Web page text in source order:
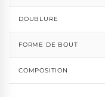
DOUBLURE
FORME DE BOUT
COMPOSITION